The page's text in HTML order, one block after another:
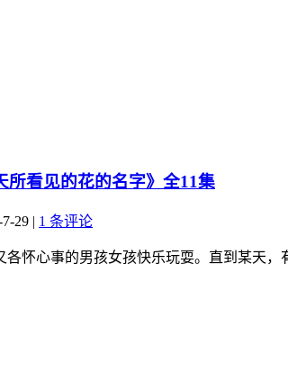
所看见的花的名字》全11集
29 | 1 条评论
怀心事的男孩女孩快乐玩耍。直到某天